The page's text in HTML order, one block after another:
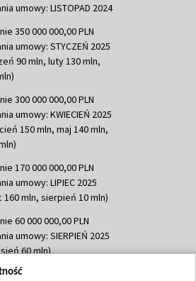
umowy: LISTOPAD 2024
350 000 000,00 PLN
umowy: STYCZEŃ 2025
90 mln, luty 130 mln,
300 000 000,00 PLN
umowy: KWIECIEŃ 2025
150 mln, maj 140 mln,
170 000 000,00 PLN
umowy: LIPIEC 2025
160 mln, sierpień 10 mln)
60 000 000,00 PLN
umowy: SIERPIEŃ 2025
60 mln)
635 783 051,21 PLN